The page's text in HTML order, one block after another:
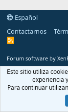
Español
Contactarnos
R
Forum software by
Este sitio utiliza
experiencia
Para continuar